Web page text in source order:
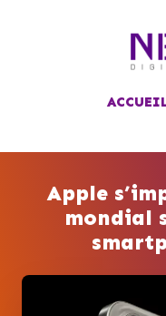
Apple
mondial